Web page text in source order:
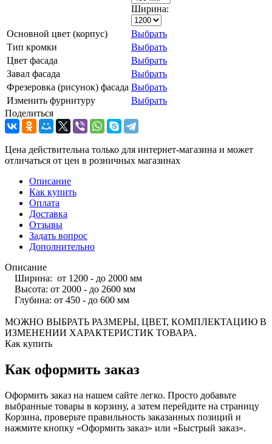
Ширина:
Основной цвет (корпус)
Выбрать
Тип кромки
Выбрать
Цвет фасада
Выбрать
Завал фасада
Выбрать
Фрезеровка (рисунок) фасада Выбрать
Изменить фурнитуру
Выбрать
Поделиться
Цена действительна только для интернет-магазина и может
отличаться от цен в розничных магазинах
Описание
Как купить
Оплата
Доставка
Отзывы
Задать вопрос
Дополнительно
Описание
Ширина: от 1200 - до 2000 мм
Высота: от 2000 - до 2600 мм
Глубина: от 450 - до 600 мм
МОЖНО ВЫБРАТЬ РАЗМЕРЫ, ЦВЕТ, КОМПЛЕКТАЦИЮ В
ИЗМЕНЕНИИ ХАРАКТЕРИСТИК ТОВАРА.
Как купить
Как оформить заказ
Оформить заказ на нашем сайте легко. Просто добавьте
выбранные товары в корзину, а затем перейдите на страницу
Корзина, проверьте правильность заказанных позиций и
нажмите кнопку «Оформить заказ» или «Быстрый заказ».